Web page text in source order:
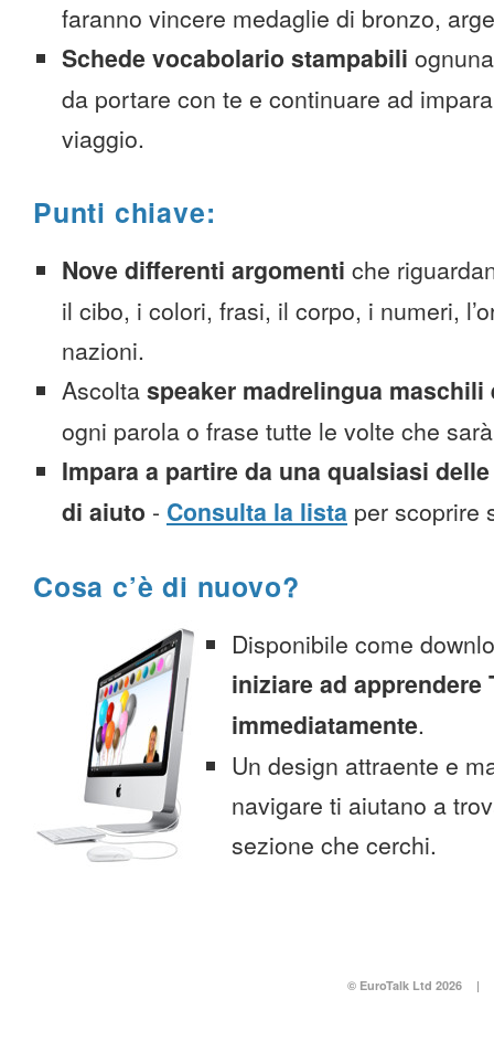
faranno vincere medaglie di bronzo,
Schede vocabolario stampabili
da portare con te e continuare ad
viaggio.
Punti chiave:
Nove differenti argomenti che
il cibo, i colori, frasi, il corpo, i numeri,
nazioni.
Ascolta speaker madrelingua maschili
ogni parola o frase tutte le volte che
Impara a partire da una qualsiasi
di aiuto - Consulta la lista per scoprire
Cosa c’è di nuovo?
Disponibile come
iniziare ad apprendere
immediatamente.
Un design attraente e
navigare ti aiutano a
sezione che cerchi.
© EuroTalk Ltd 2026 |